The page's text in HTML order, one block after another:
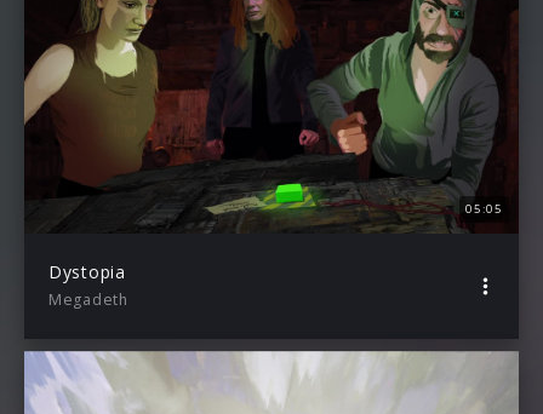
05:05
Dystopia
Megadeth